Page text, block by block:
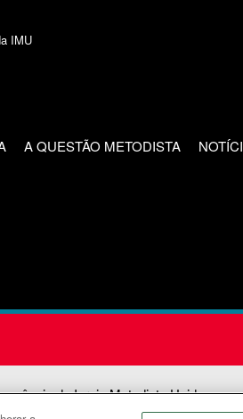
IMU
A QUESTÃO METODISTA
da Igreja Metodista Unida